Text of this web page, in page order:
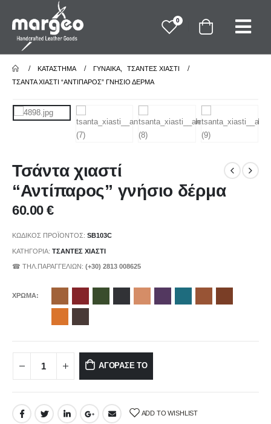
0
ΚΑΤΆΣΤΗΜΑ ΓΥΝΑΙΚΑ
ΤΣΑΝΤΕΣ ΧΙΑΣΤΙ
ΤΣΆΝΤΑ ΧΙΑΣΤΊ “ΑΝΤΊΠΑΡΟΣ” ΓΝΉΣΙΟ ΔΈΡΜΑ
Τσάντα χιαστί
“Αντίπαρος” γνήσιο δέρμα
60.00€
ΚΩΔΙΚΌΣ ΠΡΟΪΌΝΤΟΣ: SB103C
ΚΑΤΗΓΟΡΊΑ: ΤΣΑΝΤΕΣ ΧΙΑΣΤΙ
☎ ΤΗΛ.ΠΑΡΑΓΓΕΛΙΩΝ: (+30) 2813 008625
ΧΡΩΜΑ
ΑΓΟΡΑΣΕ ΤΟ
ADD TO WISHLIST